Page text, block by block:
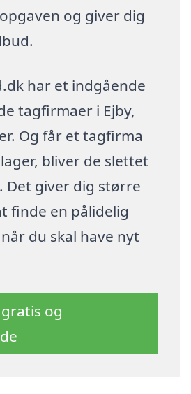
og giver dig
har et indgående
tagfirmaer i Ejby,
Og får et tagfirma
bliver de slettet
Det giver dig større
finde en pålidelig
du skal have nyt
og